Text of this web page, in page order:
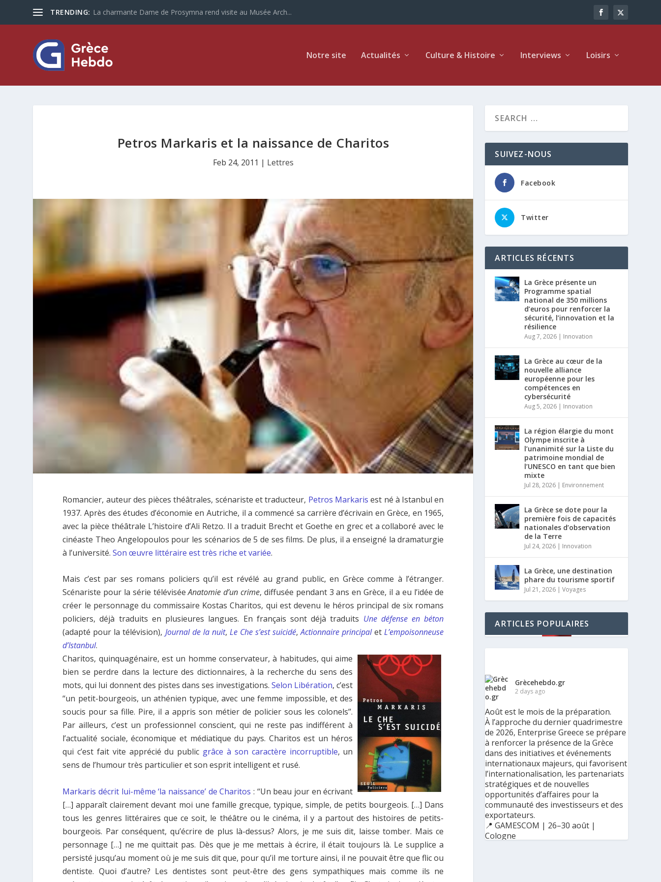
TRENDING: Les touristes plus que jamais optent pour la Grèce
Notre site Actualités Culture & Histoire Interviews Loisirs
Petros Markaris et la naissance de Charitos
Feb 24, 2011 | Lettres
Romancier, auteur des pièces théâtrales, scénariste et traducteur, Petros Markaris est né à Istanbul en
1937. Après des études d’économie en Autriche, il a commencé sa carrière d’écrivain en Grèce, en 1965,
avec la pièce théâtrale L’histoire d’Ali Retzo. Il a traduit Brecht et Goethe en grec et a collaboré avec le
cinéaste Theo Angelopoulos pour les scénarios de 5 de ses films. De plus, il a enseigné la dramaturgie
à l’université.Son œuvre littéraire est très riche et variée.
Mais c’est par ses romans policiers qu’il est révélé au grand public, en Grèce comme à l’étranger.
Scénariste pour la série téléviséeAnatomie d’un crime, diffusée pendant 3 ans en Grèce, il a eu l’idée de
créer le personnage du commissaire Kostas Charitos, qui est devenu le héros principal de six romans
policiers, déjà traduits en plusieures langues. En français sont déjà traduits Une défense en béton
(adapté pour la télévision), Journal de la nuit, Le Che s’est suicidé,Actionnaire principaletL’empoisonneuse
d’Istanbul.
Charitos, quinquagénaire, est un homme conservateur, à habitudes, qui aime
bien se perdre dans la lecture des dictionnaires, à la recherche du sens des
mots, qui lui donnent des pistes dans ses investigations.Selon Libération, c’est
‘‘un petit-bourgeois, un athénien typique, avec une femme impossible, et des
soucis pour sa fille. Pire, il a appris son métier de policier sous les colonels’’.
Par ailleurs, c’est un professionnel conscient, qui ne reste pas indifférent à
l’actualité sociale, économique et médiatique du pays. Charitos est un héros
qui c’est fait vite apprécié du public grâce à son caractère incorruptible, un
sens de l’humour très particulier et son esprit intelligent et rusé.
Markaris décrit lui-même ‘la naissance’ de Charitos : ‘‘Un beau jour en écrivant
[…] apparaît clairement devant moi une famille grecque, typique, simple, de petits bourgeois. […] Dans
tous les genres littéraires que ce soit, le théâtre ou le cinéma, il y a partout des histoires de petits-
bourgeois. Par conséquent, qu’écrire de plus là-dessus? Alors, je me suis dit, laisse tomber. Mais ce
personnage […] ne me quittait pas. Dès que je me mettais à écrire, il était toujours là. Le supplice a
persisté jusqu’au moment où je me suis dit que, pour qu’il me torture ainsi, il ne pouvait être que flic ou
dentiste. Quoi d’autre? Les dentistes sont peut-être des gens sympathiques mais comme ils ne
SUIVEZ-NOUS
Facebook
Twitter
ARTICLES RÉCENTS
La Grèce présente un
Programme spatial
national de 350 millions
d’euros pour renforcer la
sécurité, l’innovation et la
résilience
Aug 7, 2026 | Innovation
La Grèce au cœur de la
nouvelle alliance
européenne pour les
compétences en
cybersécurité
Aug 5, 2026 | Innovation
La région élargie du mont
Olympe inscrite à
l’unanimité sur la Liste du
patrimoine mondial de
l’UNESCO en tant que bien
mixte
Jul 28, 2026 | Environnement
La Grèce se dote pour la
première fois de capacités
nationales d’observation
de la Terre
Jul 24, 2026 | Innovation
La Grèce, une destination
phare du tourisme sportif
Jul 21, 2026 |Voyages
ARTICLES POPULAIRES
Grècehebdo.gr
2 days ago
Août est le mois de la préparation.
À l’approche du dernier quadrimestre
de 2026, Enterprise Greece se prépare
à renforcer la présence de la Grèce
dans des initiatives et événements
internationaux majeurs, qui favorisent
l’internationalisation, les partenariats
stratégiques et de nouvelles
opportunités d’affaires pour la
communauté des investisseurs et des
exportateurs.
📍 GAMESCOM | 26–30 août |
Cologne